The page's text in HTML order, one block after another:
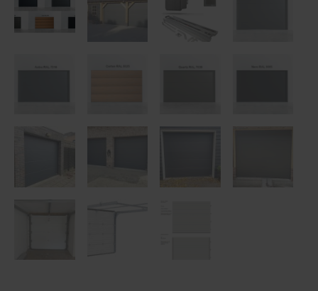
Uw